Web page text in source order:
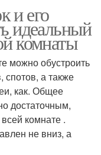
и его
идеальный
комнаты
можно обустроить
спотов, а также
как. Общее
достаточным,
комнате .
не вниз, а